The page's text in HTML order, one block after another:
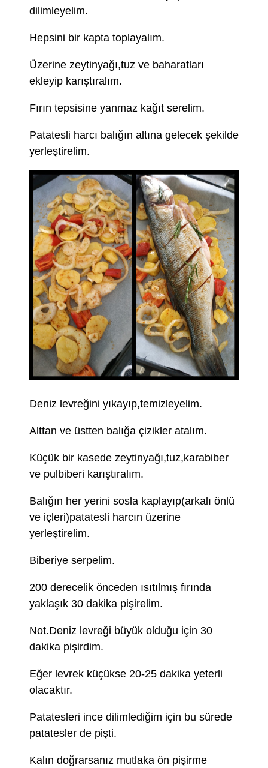
dilimleyelim.
Hepsini bir kapta toplayalım.
Üzerine zeytinyağı,tuz ve baharatları
ekleyip karıştıralım.
Fırın tepsisine yanmaz kağıt serelim.
Patatesli harcı balığın altına gelecek şekilde
yerleştirelim.
Deniz levreğini yıkayıp,temizleyelim.
Alttan ve üstten balığa çizikler atalım.
Küçük bir kasede zeytinyağı,tuz,karabiber
ve pulbiberi karıştıralım.
Balığın her yerini sosla kaplayıp(arkalı önlü
ve içleri)patatesli harcın üzerine
yerleştirelim.
Biberiye serpelim.
200 derecelik önceden ısıtılmış fırında
yaklaşık 30 dakika pişirelim.
Not.Deniz levreği büyük olduğu için 30
dakika pişirdim.
Eğer levrek küçükse 20-25 dakika yeterli
olacaktır.
Patatesleri ince dilimlediğim için bu sürede
patatesler de pişti.
Kalın doğrarsanız mutlaka ön pişirme